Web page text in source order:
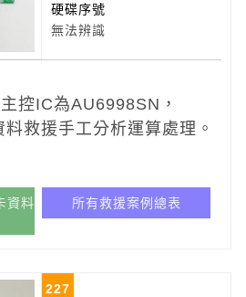
硬碟序號
無法辨識
控IC為AU6998SN，
救援手工分析運算處理。
資料
所有救援案例總表
227